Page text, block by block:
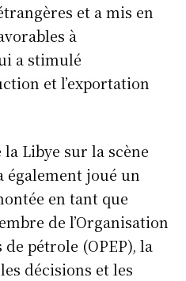
et a mis en
à
a stimulé
et l’exportation
Libye sur la scène
joué un
en tant que
de l’Organisation
pétrole (OPEP), la
décisions et les